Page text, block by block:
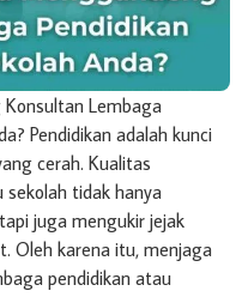
Lembaga
Pendidikan adalah kunci
cerah. Kualitas
sekolah tidak hanya
juga mengukir jejak
Oleh karena itu, menjaga
pendidikan atau